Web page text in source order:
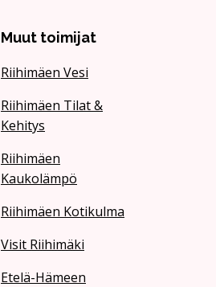
Muut toimijat
Riihimäen Vesi
Riihimäen Tilat &
Kehitys
Riihimäen
Kaukolämpö
Riihimäen Kotikulma
Visit Riihimäki
Etelä-Hämeen